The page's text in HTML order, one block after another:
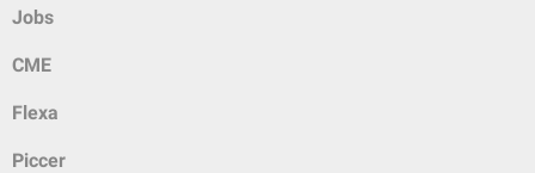
Jobs
CME
Flexa
Piccer